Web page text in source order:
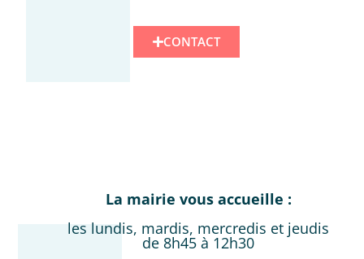
CONTACT
La mairie vous accueille :
les lundis, mardis, mercredis et jeudis
de 8h45 à 12h30